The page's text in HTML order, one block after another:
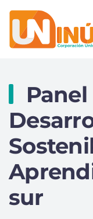
Skip to main
sur